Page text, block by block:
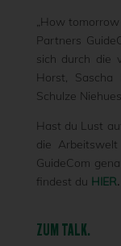
„How
Partners
sich durch die
Horst, Sascha
Schulze
Hast du Lust
die
GuideCom
findest du HIER.
ZUM TALK.